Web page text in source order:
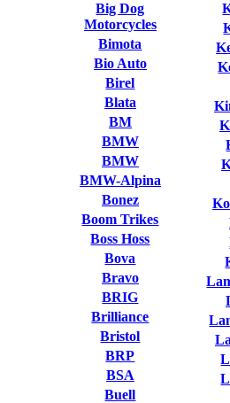
Big Dog
Motorcycles
Bimota
Bio Auto
Birel
Blata
BM
BMW
BMW
BMW-Alpina
Bonez
Boom Trikes
Boss Hoss
Bova
Bravo
BRIG
Brilliance
Bristol
BRP
BSA
Buell